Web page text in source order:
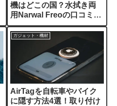
機はどこの国？水拭き両
用Narwal Freoの口コミや
レンタルをレビュー解説
【PR】
ガジェット・機材
AirTagを自転車やバイク
に隠す方法4選！取り付け